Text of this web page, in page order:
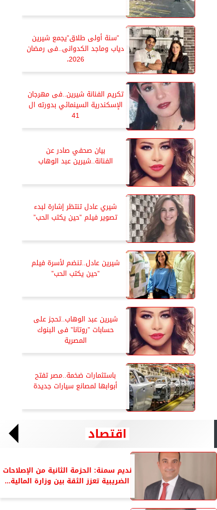
”سنة أولى طلاق”يجمع شيرين
دياب وماجد الكدوانى..فى رمضان
2026،
تكريم الفنانة شيرين..فى مهرجان
الإسكندرية السينمائي بدورته ال
41
بيان صحفي صادر عن
الفنانة..شيرين عبد الوهاب
شيري عادل تنتظر إشارة لبدء
تصوير فيلم ”حين يكتب الحب”
شيرين عادل..تنضم لأسرة فيلم
”حين يكتب الحب”
شيرين عبد الوهاب..تحجز على
حسابات ”روتانا” فى البنوك
المصرية
باستثمارات ضخمة..مصر تفتح
أبوابها لمصانع سيارات جديدة
اقتصاد
نديم سمنة: الحزمة الثانية من الإصلاحات
الضريبية تعزز الثقة بين وزارة المالية...